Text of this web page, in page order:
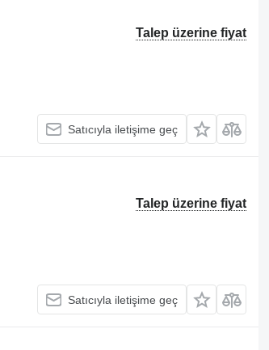
Talep üzerine fiyat
Satıcıyla iletişime geç
Talep üzerine fiyat
Satıcıyla iletişime geç